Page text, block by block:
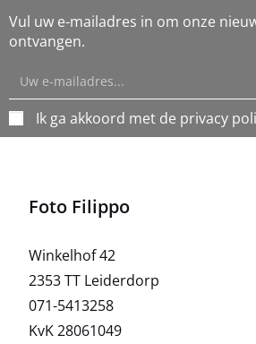
Vul uw e-mailadres in om onze
ontvangen.
Ik ga akkoord met de privacy
Foto Filippo
Winkelhof 42
2353 TT Leiderdorp
071-5413258
KvK 28061049